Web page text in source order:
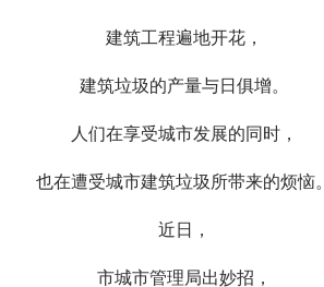
建筑工程遍地开花，
建筑垃圾的产量与日俱增。
人们在享受城市发展的同时，
也在遭受城市建筑垃圾所带来的烦恼
近日，
市城市管理局出妙招，